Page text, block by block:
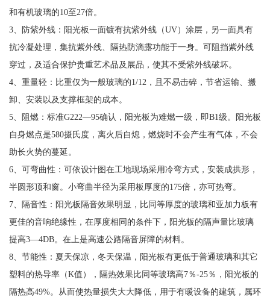
和有机玻璃的10至27倍。
3、防紫外线：阳光板一面镀有抗紫外线（UV）涂层，另一面具有
抗冷凝处理，集抗紫外线、隔热防滴露功能于一身。可阻挡紫外线
穿过，及适合保护贵重艺术品及展品，使其不受紫外线破坏。
4、重量轻：比重仅为一般玻璃的1/12，且不易击碎，节省运输、搬
卸、安装以及支撑框架的成本。
5、阻燃：标准G222—95确认，阳光板为难燃一级，即B1级。阳光板
自身燃点是580摄氏度，离火后自熄，燃烧时不会产生有气体，不会
助长火势的蔓延。
6、可弯曲性：可依设计图在工地现场采用冷弯方式，安装成拱形，
半圆形顶和窗。小弯曲半径为采用板厚度的175倍，亦可热弯。
7、隔音性：阳光板隔音效果明显，比同等厚度的玻璃和亚加力板有
更佳的音响绝缘性，在厚度相同的条件下，阳光板的隔声量比玻璃
提高3—4DB。在上是高速公路隔音屏障的材料。
8、节能性：夏天保凉，冬天保温，阳光板有更低于普通玻璃和其它
塑料的热导率（K值），隔热效果比同等玻璃高7％-25％，阳光板的
隔热高49%。从而使热量损失大大降低，用于有暖设备的建筑，属环